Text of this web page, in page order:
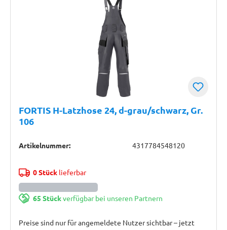
FORTIS H-Latzhose 24, d-grau/schwarz, Gr.
106
Artikelnummer: 4317784548120
0 Stücklieferbar
65 Stückverfügbar bei unseren Partnern
Preise sind nur für angemeldete Nutzer sichtbar – jetzt